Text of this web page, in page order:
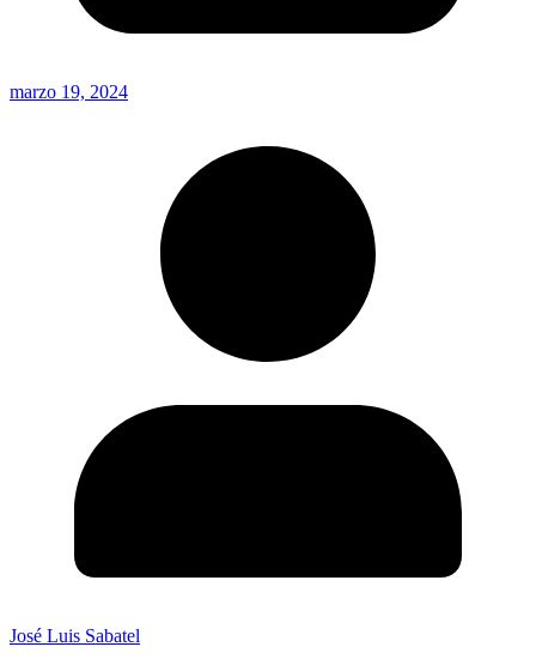
marzo 19, 2024
José Luis Sabatel